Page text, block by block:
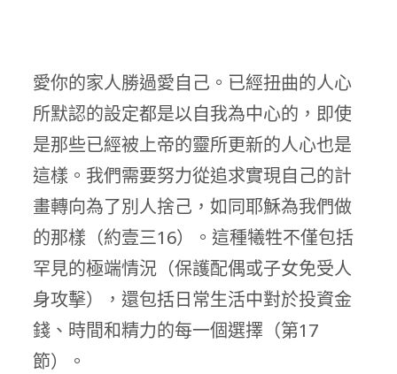
愛你的家人勝過愛自己。已經扭曲的人心
所默認的設定都是以自我為中心的，即使
是那些已經被上帝的靈所更新的人心也是
這樣。我們需要努力從追求實現自己的計
畫轉向為了別人捨己，如同耶穌為我們做
的那樣（約壹三16）。這種犧牲不僅包括
罕見的極端情況（保護配偶或子女免受人
身攻擊），還包括日常生活中對於投資金
錢、時間和精力的每一個選擇（第17
節）。